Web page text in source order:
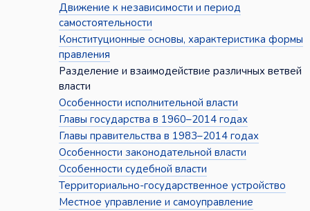
Движение к независимости и период
самостоятельности
Конституционные основы, характеристика формы
правления
Разделение и взаимодействие различных ветвей
власти
Особенности исполнительной власти
Главы государства в 1960–2014 годах
Главы правительства в 1983–2014 годах
Особенности законодательной власти
Особенности судебной власти
Территориально-государственное устройство
Местное управление и самоуправление